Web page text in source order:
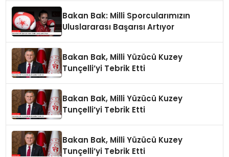
Bakan Bak: Milli Sporcularımızın
Uluslararası Başarısı Artıyor
Bakan Bak, Milli Yüzücü Kuzey
Tunçelli’yi Tebrik Etti
Bakan Bak, Milli Yüzücü Kuzey
Tunçelli’yi Tebrik Etti
Bakan Bak, Milli Yüzücü Kuzey
Tunçelli’yi Tebrik Etti